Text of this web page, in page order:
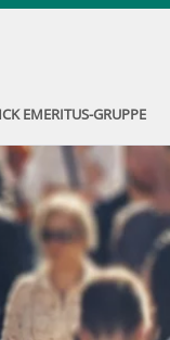
EMERITUS-GRUPPE